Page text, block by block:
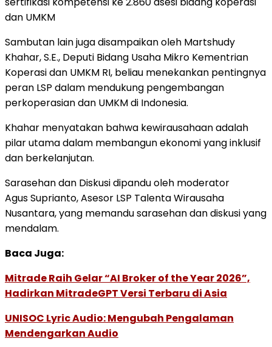
dan UMKM
Sambutan lain juga disampaikan oleh Martshudy
Khahar, S.E., Deputi Bidang Usaha Mikro Kementrian
Koperasi dan UMKM RI, beliau menekankan pentingnya
peran LSP dalam mendukung pengembangan
perkoperasian dan UMKM di Indonesia.
Khahar menyatakan bahwa kewirausahaan adalah
pilar utama dalam membangun ekonomi yang inklusif
dan berkelanjutan.
Sarasehan dan Diskusi dipandu oleh moderator
Agus Suprianto, Asesor LSP Talenta Wirausaha
Nusantara, yang memandu sarasehan dan diskusi yang
mendalam.
Baca Juga:
Mitrade Raih Gelar “AI Broker of the Year 2026”,
Hadirkan MitradeGPT Versi Terbaru di Asia
UNISOC Lyric Audio: Mengubah Pengalaman
Mendengarkan Audio